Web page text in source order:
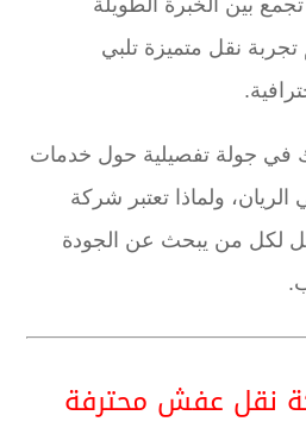
بين الخبرة الطويلة
تجربة نقل متميزة تلبي
في جولة تفصيلية حول خدمات
ولماذا تعتبر شركة
لكل من يبحث عن الجودة
نقل عفش محترفة